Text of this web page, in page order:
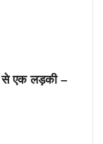
से एक लड़की –